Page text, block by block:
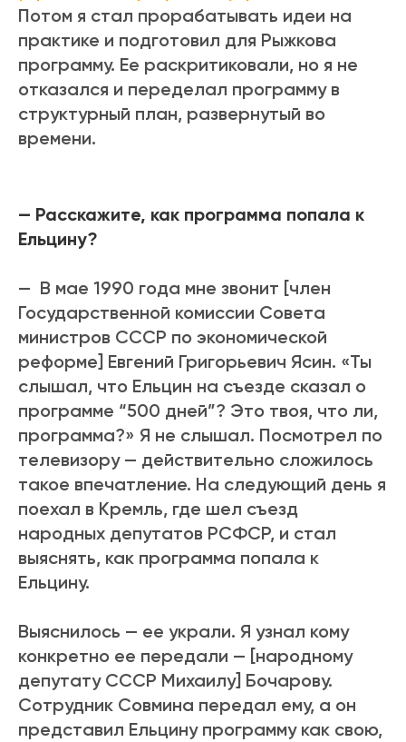
Потом я стал прорабатывать идеи на
практике и подготовил для Рыжкова
программу. Ее раскритиковали, но я не
отказался и переделал программу в
структурный план, развернутый во
времени.
— Расскажите, как программа попала к
Ельцину?
— В мае 1990 года мне звонит [член
Государственной комиссии Совета
министров СССР по экономической
реформе] Евгений Григорьевич Ясин. «Ты
слышал, что Ельцин на съезде сказал о
программе “500 дней”? Это твоя, что ли,
программа?» Я не слышал. Посмотрел по
телевизору — действительно сложилось
такое впечатление. На следующий день я
поехал в Кремль, где шел съезд
народных депутатов РСФСР, и стал
выяснять, как программа попала к
Ельцину.
Выяснилось — ее украли. Я узнал кому
конкретно ее передали — [народному
депутату СССР Михаилу] Бочарову.
Сотрудник Совмина передал ему, а он
представил Ельцину программу как свою,